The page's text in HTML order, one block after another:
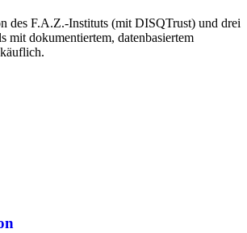
des F.A.Z.-Instituts (mit DISQTrust) und drei
mit dokumentiertem, datenbasiertem